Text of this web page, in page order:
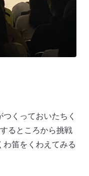
くっておいたちく
るところから挑戦
笛をくわえてみる